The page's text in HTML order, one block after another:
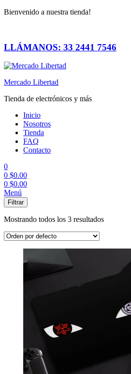
Bienvenido a nuestra tienda!
LLÁMANOS: 33 2441 7546
Mercado Libertad
Tienda de electrónicos y más
Inicio
Nosotros
Tienda
FAQ
Contacto
0
0 $0.00
0 $0.00
Menú
Filtrar
Mostrando todos los 3 resultados